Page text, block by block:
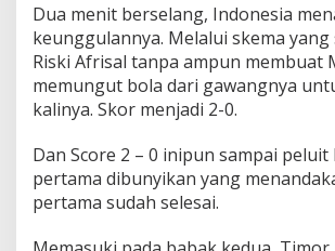
Dua menit berselang, Indonesia
keunggulannya. Melalui skema yang
Riski Afrisal tanpa ampun membuat
memungut bola dari gawangnya
kalinya. Skor menjadi 2-0.
Dan Score 2 – 0 inipun sampai peluit
pertama dibunyikan yang
pertama sudah selesai.